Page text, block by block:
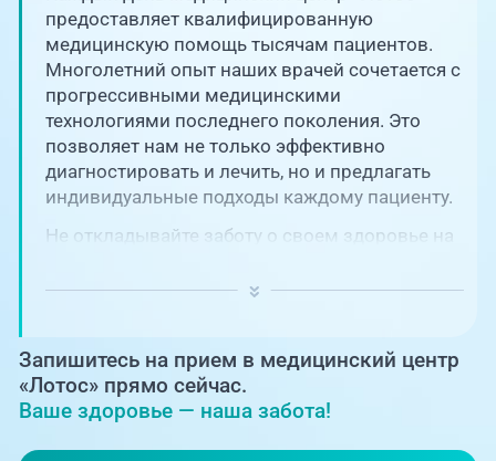
О клинике
Блог врачей
Новости
PreventAGE
+7 (351) 220-00-03
запись на прием
+7 (351) 220-03-03
Центр амбулаторной
онкологической помощи
+7 (7142) 927-003
жителей Казахстана
предоставляет квалифицированную
медицинскую помощь тысячам пациентов.
Многолетний опыт наших врачей сочетается с
прогрессивными медицинскими
технологиями последнего поколения. Это
позволяет нам не только эффективно
диагностировать и лечить, но и предлагать
индивидуальные подходы каждому пациенту.
Не откладывайте заботу о своем здоровье на
ключевую роль в поддержании вашего
Запишитесь на прием в медицинский центр
«Лотос» прямо сейчас.
Ваше здоровье — наша забота!